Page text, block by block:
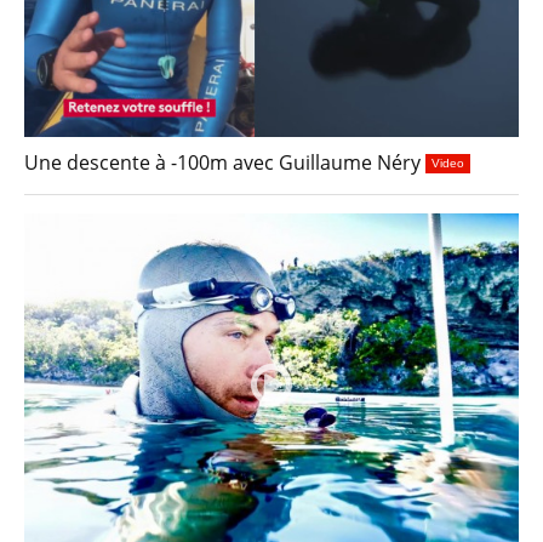
Une descente à -100m avec Guillaume Néry Video